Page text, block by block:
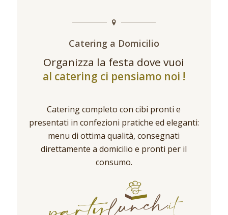
Catering a Domicilio
Organizza la festa dove vuoi
al catering ci pensiamo noi !
Catering completo con cibi pronti e
presentati in confezioni pratiche ed eleganti:
menu di ottima qualità, consegnati
direttamente a domicilio e pronti per il
consumo.